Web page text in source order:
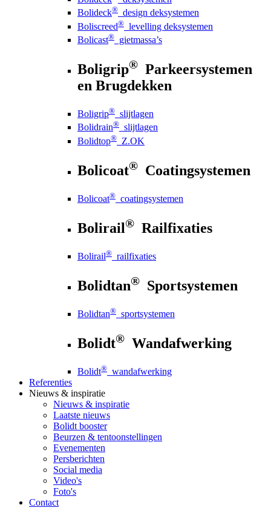
Bolideck® design deksystemen
Boliscreed® levelling deksystemen
Bolicast® gietmassa’s
Boligrip® Parkeersystemen
en Brugdekken
Boligrip® slijtlagen
Bolidrain® slijtlagen
Bolidtop® Z.OK
Bolicoat® Coatingsystemen
Bolicoat® coatingsystemen
Bolirail® Railfixaties
Bolirail® railfixaties
Bolidtan® Sportsystemen
Bolidtan® sportsystemen
Bolidt® Wandafwerking
Bolidt® wandafwerking
Referenties
Nieuws & inspiratie
Nieuws & inspiratie
Laatste nieuws
Bolidt booster
Beurzen & tentoonstellingen
Evenementen
Persberichten
Social media
Video's
Foto's
Contact